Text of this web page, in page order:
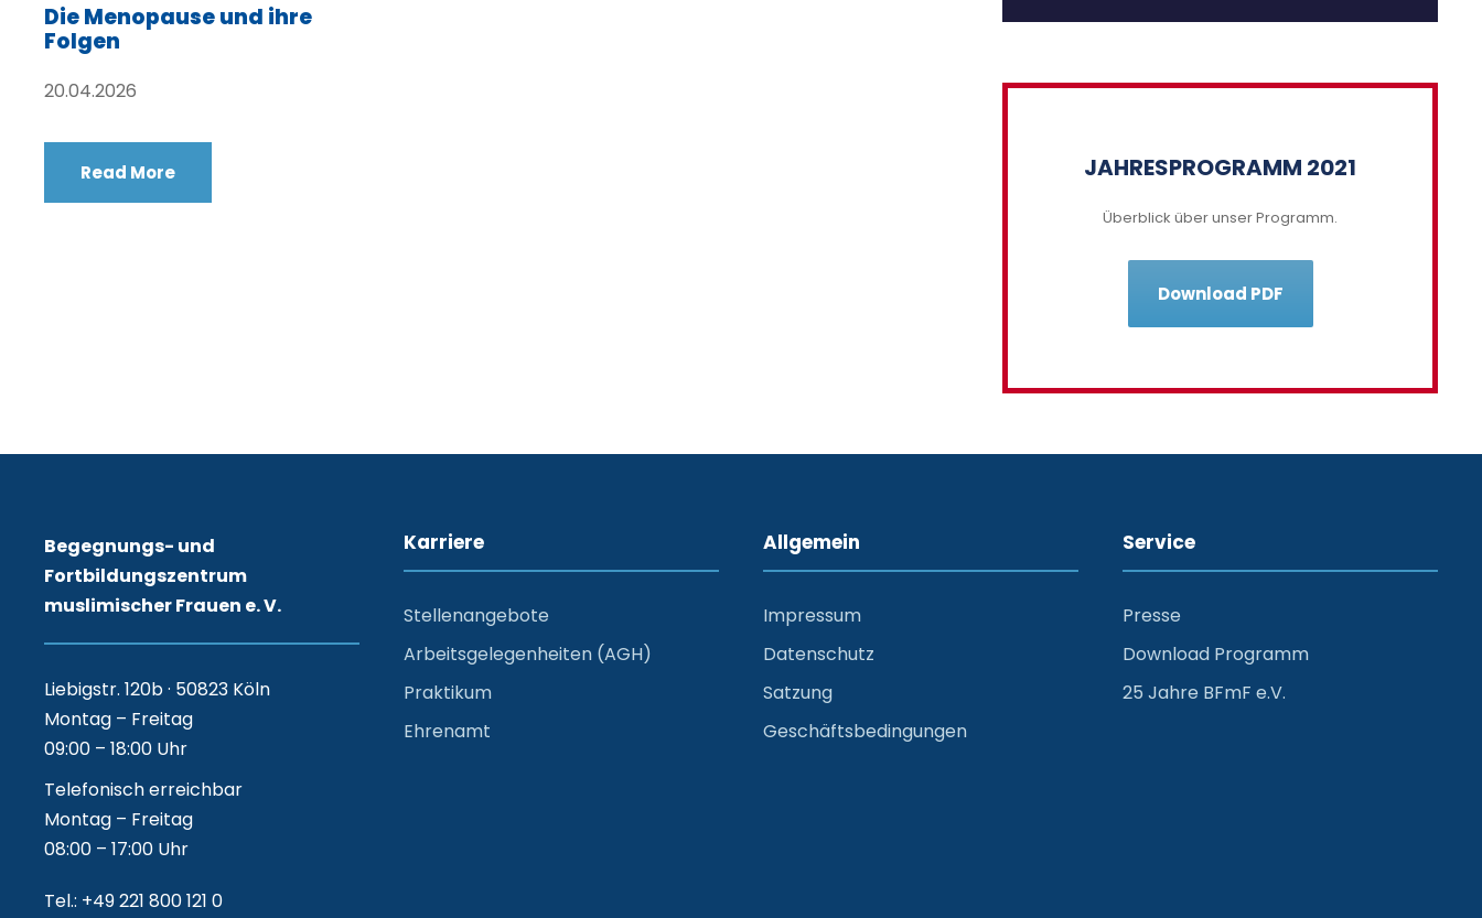
Die Menopause und ihre
Folgen
20.04.2026
Read More JAHRESPROGRAMM 2021
Überblick über unser Programm.
Download PDF
Begegnungs- und
Fortbildungszentrum
muslimischer Frauen e. V.
Liebigstr. 120b · 50823 Köln
Montag – Freitag
09:00 – 18:00 Uhr
Telefonisch erreichbar
Montag – Freitag
08:00 – 17:00 Uhr
Tel.: +49 221 800 121 0
Karriere
Stellenangebote
Arbeitsgelegenheiten (AGH)
Praktikum
Ehrenamt
Allgemein
Impressum
Datenschutz
Satzung
Geschäftsbedingungen
Service
Presse
Download Programm
25 Jahre BFmF e.V.